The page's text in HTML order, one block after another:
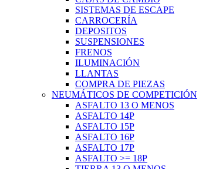
SISTEMAS DE ESCAPE
CARROCERÍA
DEPOSITOS
SUSPENSIONES
FRENOS
ILUMINACIÓN
LLANTAS
COMPRA DE PIEZAS
NEUMÁTICOS DE COMPETICIÓN
ASFALTO 13 O MENOS
ASFALTO 14P
ASFALTO 15P
ASFALTO 16P
ASFALTO 17P
ASFALTO >= 18P